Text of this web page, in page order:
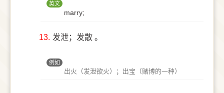
英文
marry;
13. 发泄；发散 。
例如
出火（发泄欲火）；出宝（赌博的一种）